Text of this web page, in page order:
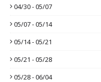
04/30 - 05/07
05/07 - 05/14
05/14 - 05/21
05/21 - 05/28
05/28 - 06/04